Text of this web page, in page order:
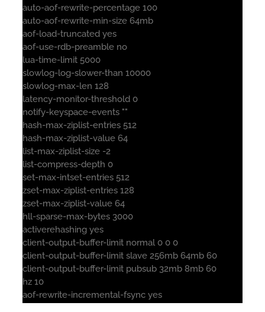
auto-aof-rewrite-percentage 100
auto-aof-rewrite-min-size 64mb
aof-load-truncated yes
aof-use-rdb-preamble no
lua-time-limit 5000
slowlog-log-slower-than 10000
slowlog-max-len 128
latency-monitor-threshold 0
notify-keyspace-events ""
hash-max-ziplist-entries 512
hash-max-ziplist-value 64
list-max-ziplist-size -2
list-compress-depth 0
set-max-intset-entries 512
zset-max-ziplist-entries 128
zset-max-ziplist-value 64
hll-sparse-max-bytes 3000
activerehashing yes
client-output-buffer-limit normal 0 0 0
client-output-buffer-limit slave 256mb 64mb 60
client-output-buffer-limit pubsub 32mb 8mb 60
hz 10
aof-rewrite-incremental-fsync yes